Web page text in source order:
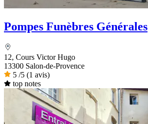
Pompes Funèbres Générales
12, Cours Victor Hugo
13300 Salon-de-Provence
5 /5 (1 avis)
top notes